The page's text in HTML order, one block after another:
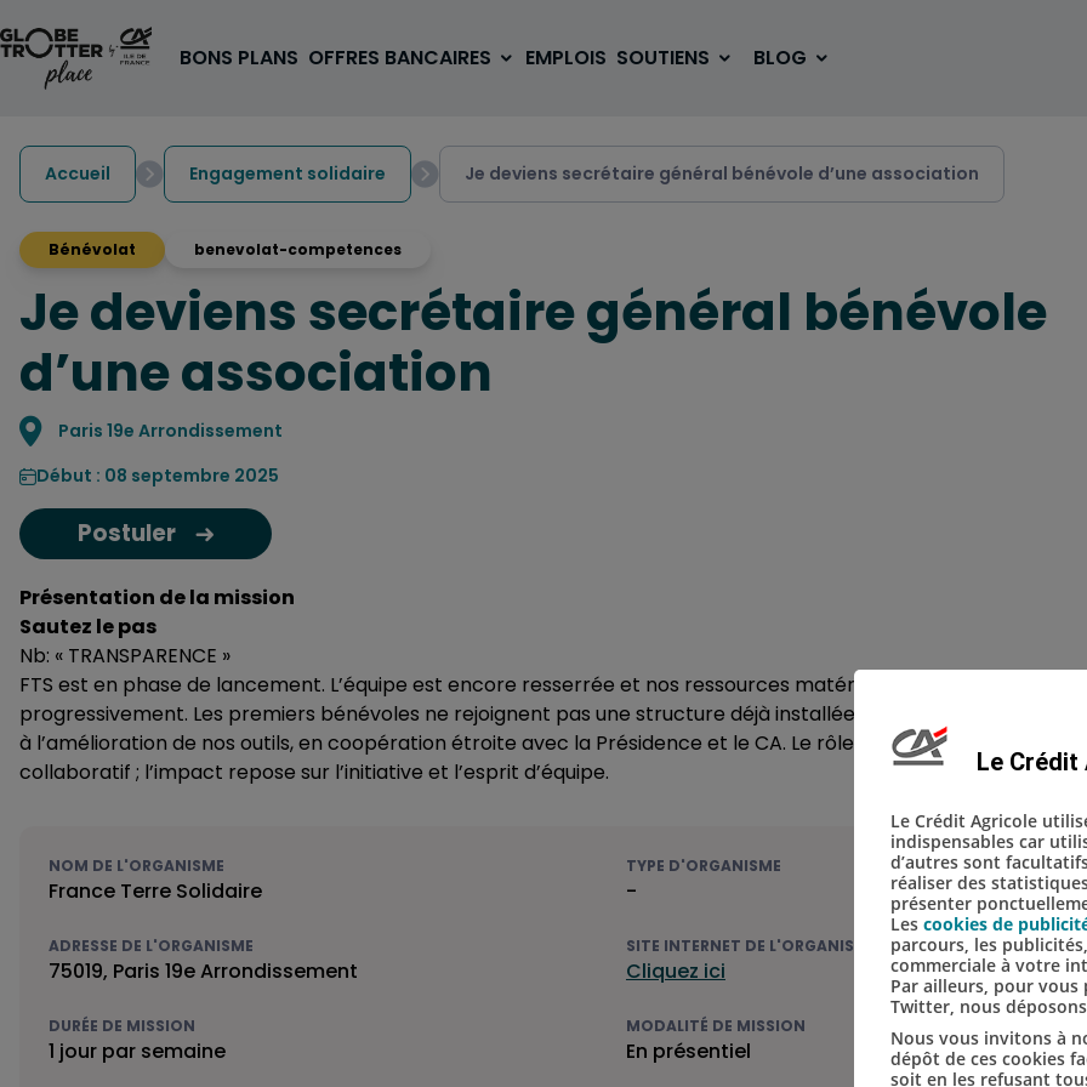
BONS PLANS OFFRES BANCAIRES EMPLOIS SOUTIENS BLOG
1 carte, 0 frais à l'étranger
pour les 18/30 ans VOYAGER
Accueil Engagement solidaire Je deviens secrétaire général bénévole d’une association
Bénévolat benevolat-competences
Je deviens secrétaire général bénévole
d’une association
Localisation
Paris 19e Arrondissement
Début : 08 septembre 2025
Postuler
Présentation de la mission
Sautez le pas
Nb: « TRANSPARENCE »
FTS est en phase de lancement. L’équipe est encore resserrée et nos ressources matérielles se renforcent
progressivement. Les premiers bénévoles ne rejoignent pas une structure déjà installée : ils participent à la
à l’amélioration de nos outils, en coopération étroite avec la Présidence et le CA. Le rôle est d’abord
collaboratif ; l’impact repose sur l’initiative et l’esprit d’équipe.
NOM DE L'ORGANISME
France Terre Solidaire
TYPE D'ORGANISME
-
ADRESSE DE L'ORGANISME
75019, Paris 19e Arrondissement
SITE INTERNET DE L'ORGANISME
Cliquez ici
DURÉE DE MISSION
1 jour par semaine
MODALITÉ DE MISSION
En présentiel
Le
Le Crédit Agricole
indispensables car
d’autres sont
réaliser des
présenter
Les cookies de
parcours, les
commerciale à votre
Par ailleurs, pour
Twitter, nous
Nous vous invitons à
dépôt de ces cookies
soit en les refusant